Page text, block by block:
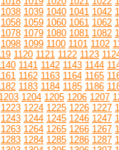
1038 1039 1040 1041 1042
1058 1059 1060 1061 1062
1078 1079 1080 1081 1082
1098 1099 1100 1101 1102
1120 1121 1122 1123
1141 1142 1143 1144
1162 1163 1164 1165
1183 1184 1185 1186
1203 1204 1205 1206 1207
1223 1224 1225 1226 1227
1243 1244 1245 1246 1247
1263 1264 1265 1266 1267
1283 1284 1285 1286 1287